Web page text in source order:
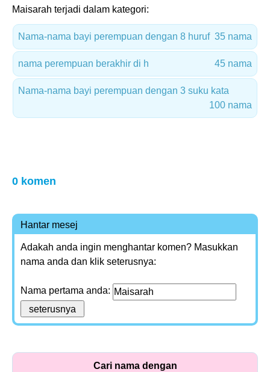
Maisarah terjadi dalam kategori:
Nama-nama bayi perempuan dengan 8 huruf 35 nama
nama perempuan berakhir di h 45 nama
Nama-nama bayi perempuan dengan 3 suku kata
100 nama
0 komen
Hantar mesej
Adakah anda ingin menghantar komen? Masukkan
nama anda dan klik seterusnya:
Nama pertama anda:
Cari nama dengan